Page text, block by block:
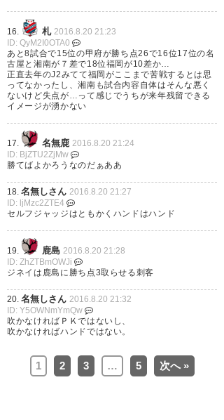
2016, 8月 20
勝ったから良かったけど、内容
っと頑張ってくれ。#antlers
— Yoshiki (antleryoshi)
月 20
ウノゼロぉ！背後からオブラデ
https://t.co/UlMRWft112
— さこちん (sako696)
月 20
16. 札 2016.8.20 21:23
ID: QyM2I0OTA0
あと8試合で15位の甲府が勝ち点26で16位17位の名
古屋と湘南が７差で18位福岡が10差か…
正直去年のJ2みてて福岡がここまで苦戦するとは思
ってなかったし、湘南も試合内容自体はそんな悪く
ないけど失点が…って感じでうちが来年残留できる
イメージが湧かない
17. 名無鹿 2016.8.20 21:24
ID: BjZTU2ZjMw
勝てばよかろうなのだぁああ
18. 名無しさん 2016.8.20 21:27
ID: ljMzc2ZTE4
セルフジャッジはともかくハンドはハンド
19. 鹿島 2016.8.20 21:28
ID: ZhZTBmOWJi
ジネイは鹿島に勝ち点3取らせる刺客
20. 名無しさん 2016.8.20 21:32
ID: Y5OWNmYmQw
吹かなければＰＫではないし、
吹かなければハンドではない。
1 2 3 … 5 次へ »